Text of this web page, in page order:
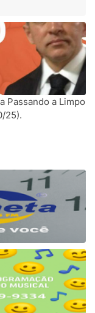
Passando a Limpo
25).